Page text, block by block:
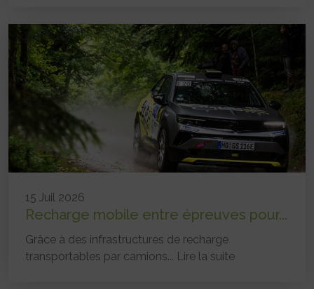
15 Juil 2026
Recharge mobile entre épreuves pour...
Grâce à des infrastructures de recharge
transportables par camions... Lire la suite